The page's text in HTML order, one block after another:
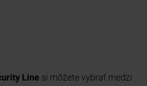
Line si môžete vybrať medzi